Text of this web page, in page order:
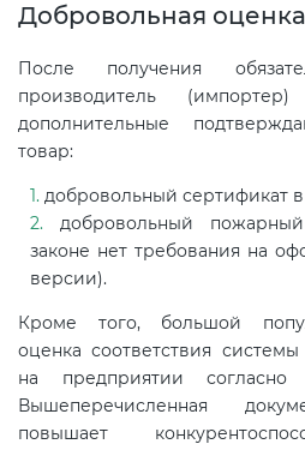
Добровольная
После получения
производитель
дополнительные
товар:
добровольный сертификат
добровольный
законе нет требования на
версии).
Кроме того, большой
оценка соответствия
на предприятии
Вышеперечисленная
повышает